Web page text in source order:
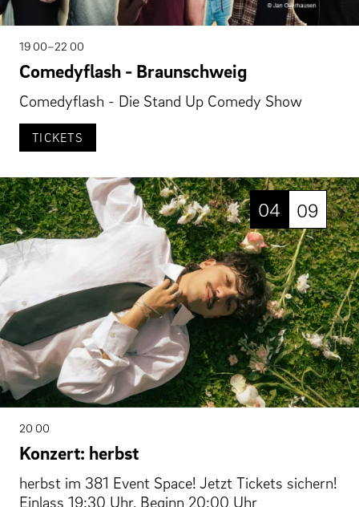
19 00–22 00
Comedyflash - Braunschweig
Comedyflash - Die Stand Up Comedy Show
TICKETS
04 09
20 00
Konzert: herbst
herbst im 381 Event Space! Jetzt Tickets sichern!
Einlass 19:30 Uhr, Beginn 20:00 Uhr